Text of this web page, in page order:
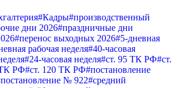
#Кадры#производственный
дни 2026#праздничные дни
#перенос выходных 2026#5-дневная
рабочая неделя#40-часовая
#24-часовая неделя#ст. 95 ТК РФ#ст.
РФ#ст. 120 ТК РФ#постановление
постановление № 922#средний